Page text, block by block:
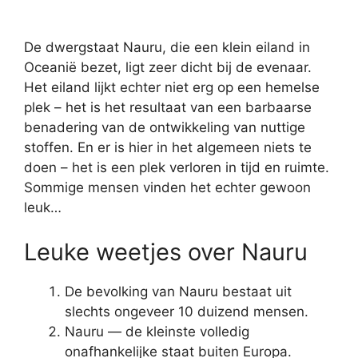
De dwergstaat Nauru, die een klein eiland in
Oceanië bezet, ligt zeer dicht bij de evenaar.
Het eiland lijkt echter niet erg op een hemelse
plek – het is het resultaat van een barbaarse
benadering van de ontwikkeling van nuttige
stoffen. En er is hier in het algemeen niets te
doen – het is een plek verloren in tijd en ruimte.
Sommige mensen vinden het echter gewoon
leuk…
Leuke weetjes over Nauru
De bevolking van Nauru bestaat uit
slechts ongeveer 10 duizend mensen.
Nauru — de kleinste volledig
onafhankelijke staat buiten Europa.